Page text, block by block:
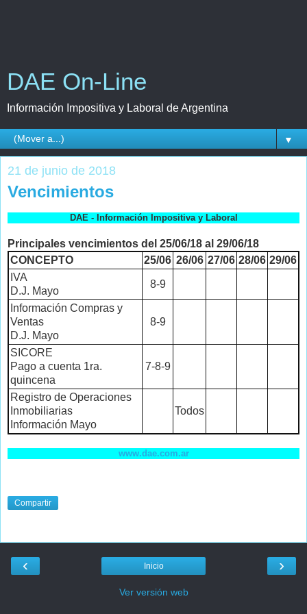
DAE On-Line
Información Impositiva y Laboral de Argentina
▼
21 de junio de 2018
Vencimientos
DAE - Información Impositiva y Laboral
Principales vencimientos del 25/06/18 al 29/06/18
CONCEPTO
25/06 26/06 27/06 28/06 29/06
IVA
D.J. Mayo
8-9
Información Compras y
Ventas
D.J. Mayo
8-9
SICORE
Pago a cuenta 1ra.
quincena
7-8-9
Registro de Operaciones
Inmobiliarias
Información Mayo
Todos
www.dae.com.ar
Compartir
‹ ›
Inicio
Ver versión web